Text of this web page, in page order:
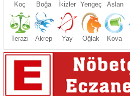
Koç Boğa İkizler Yengeç Aslan
Terazi Akrep Yay Oğlak Kova